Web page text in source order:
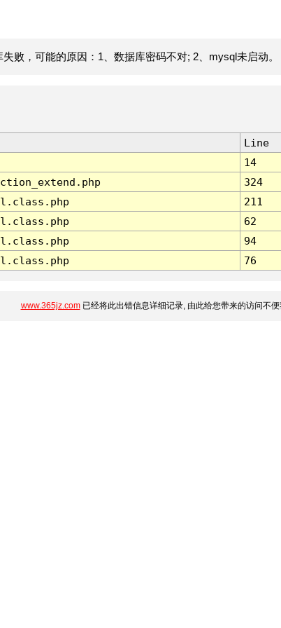
败，可能的原因：1、数据库密码不对; 2、mysql未启动。
Line
14
324
211
62
94
76
www.365jz.com已经将此出错信息详细记录, 由此给您带来的访问不